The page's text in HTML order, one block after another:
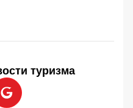
туризма